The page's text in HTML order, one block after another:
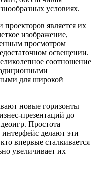
условиях.
является их
изображение,
просмотром
освещении.
соотношение
для широкой
новые горизонты
презентаций до
Простота
делают эти
впервые сталкивается
увеличивает их